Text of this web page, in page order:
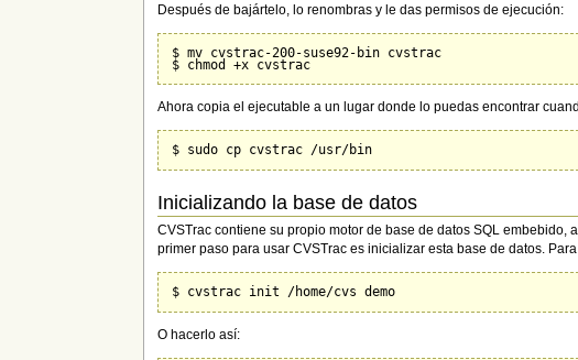
Después de bajártelo, lo renombras y le das permisos de ejecución:
$ mv cvstrac-200-suse92-bin cvstrac
Ahora copia el ejecutable a un lugar donde lo puedas encontrar
Inicializando la base de datos
CVSTrac contiene su propio motor de base de datos SQL
primer paso para usar CVSTrac es inicializar esta base de datos.
O hacerlo así: